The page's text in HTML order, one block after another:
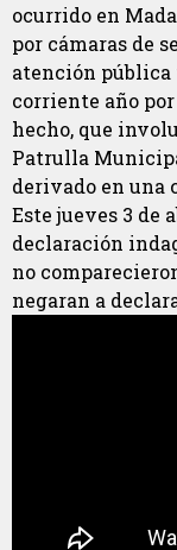
ocurrido en
por cámaras de
atención pública
corriente año
hecho, que
Patrulla
derivado en una
Este jueves 3 de
declaración
no
negaran a